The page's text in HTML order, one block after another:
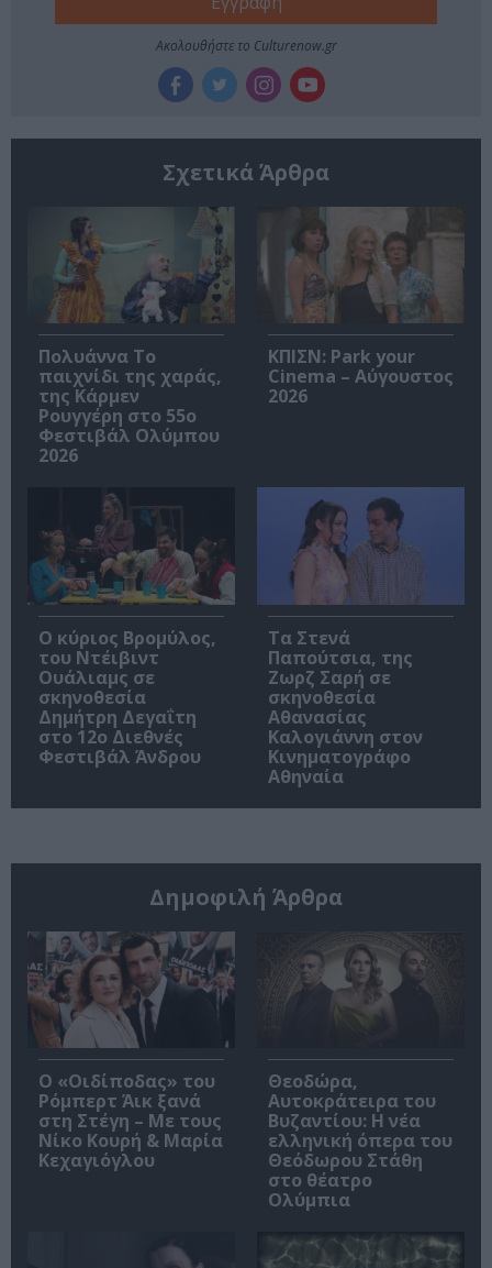
Ακολουθήστε το Culturenow.gr
Σχετικά Άρθρα
Πολυάννα Το
παιχνίδι της χαράς,
της Κάρμεν
Ρουγγέρη στο 55ο
Φεστιβάλ Ολύμπου
2026
ΚΠΙΣΝ: Park your
Cinema – Αύγουστος
2026
O κύριος Βρομύλος,
του Ντέιβιντ
Ουάλιαμς σε
σκηνοθεσία
Δημήτρη Δεγαΐτη
στο 12ο Διεθνές
Φεστιβάλ Άνδρου
Τα Στενά
Παπούτσια, της
Ζωρζ Σαρή σε
σκηνοθεσία
Αθανασίας
Καλογιάννη στον
Κινηματογράφο
Αθηναία
Δημοφιλή Άρθρα
O «Οιδίποδας» του
Ρόμπερτ Άικ ξανά
στη Στέγη – Με τους
Νίκο Κουρή & Μαρία
Κεχαγιόγλου
Θεοδώρα,
Αυτοκράτειρα του
Βυζαντίου: Η νέα
ελληνική όπερα του
Θεόδωρου Στάθη
στο θέατρο
Ολύμπια